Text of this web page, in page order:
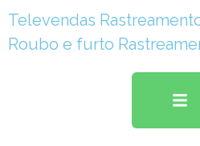
Televendas
Roubo e furto